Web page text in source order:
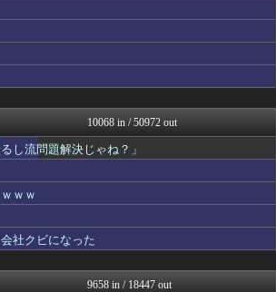
アニメつぶやき速報‼︎
キスログ
トレンドの通り道
あじあニュースちゃんねる
不思議.net - 5ch...
子育てちゃんねる
カンダタ速報
watch＠２ちゃんねる
...
いたしん！
Zチャンネル＠VIP
...
mutyunのゲーム+αブ...
GUNDAM.LOG｜ガン...
10068 in / 50972 out
し流問題解決じゃね？」
ｗｗ
社クビになった
9658 in / 18447 out